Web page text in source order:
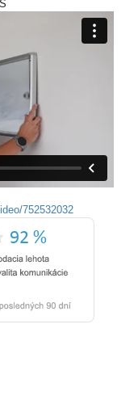
752532032